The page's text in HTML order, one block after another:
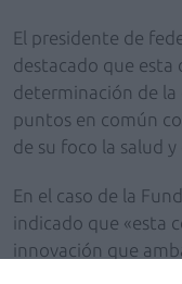
El presidente de
destacado que esta
determinación de la
puntos en común
de su foco la salud y
En el caso de la
indicado que «esta
innovación que